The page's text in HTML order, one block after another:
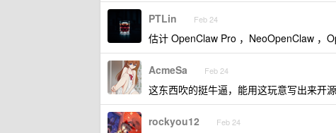
PTLin Feb 24
估计 OpenClaw Pro ，NeoOpenClaw ，
AcmeSa Feb 24
这东西吹的挺牛逼，能用这玩意写出来开
rockyou12 Feb 24